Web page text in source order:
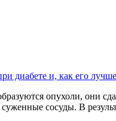
диабете и, как его
опухоли, они
сосуды. В